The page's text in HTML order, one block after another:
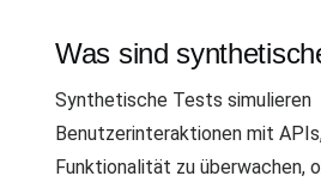
Was sind
Synthetische Tests simulieren
Benutzerinteraktionen mit
Funktionalität zu überwachen,